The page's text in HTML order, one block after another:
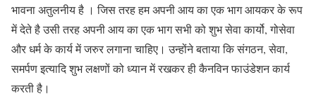
भावना अतुलनीय है । जिस तरह हम अपनी आय का एक भाग आयकर के रूप
में देते है उसी तरह अपनी आय का एक भाग सभी को शुभ सेवा कार्यो, गोसेवा
और धर्म के कार्य में जरुर लगाना चाहिए। उन्होंने बताया कि संगठन, सेवा,
समर्पण इत्यादि शुभ लक्षणों को ध्यान में रखकर ही कैनविन फाउंडेशन कार्य
करती है।